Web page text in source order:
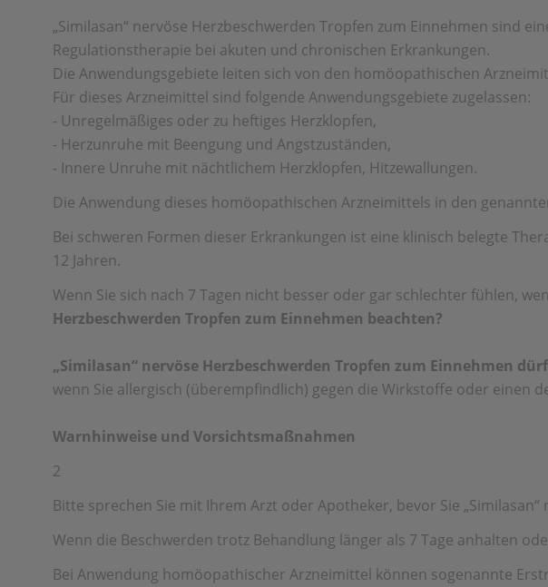
„Similasan“ nervöse Herzbeschwerden Tropfen zum Einnehmen sind
Regulationstherapie bei akuten und chronischen Erkrankungen.
Die Anwendungsgebiete leiten sich von den homöopathischen
Für dieses Arzneimittel sind folgende Anwendungsgebiete zugelassen:
- Unregelmäßiges oder zu heftiges Herzklopfen,
- Herzunruhe mit Beengung und Angstzuständen,
- Innere Unruhe mit nächtlichem Herzklopfen, Hitzewallungen.
Die Anwendung dieses homöopathischen Arzneimittels in den
Bei schweren Formen dieser Erkrankungen ist eine klinisch belegte
12 Jahren.
Wenn Sie sich nach 7 Tagen nicht besser oder gar schlechter fühlen,
Herzbeschwerden Tropfen zum Einnehmen beachten?
„Similasan“ nervöse Herzbeschwerden Tropfen zum Einnehmen
wenn Sie allergisch (überempfindlich) gegen die Wirkstoffe oder einen
Warnhinweise und Vorsichtsmaßnahmen
2
Bitte sprechen Sie mit Ihrem Arzt oder Apotheker, bevor Sie
Wenn die Beschwerden trotz Behandlung länger als 7 Tage anhalten
Bei Anwendung homöopathischer Arzneimittel können sogenannte